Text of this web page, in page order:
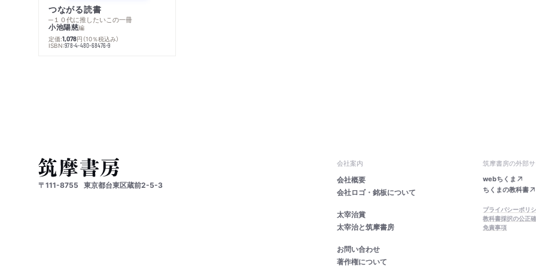
つながる読書
─１０代に推したいこの一冊
小池陽慈編
定価:1,078円 （10％税込み）
ISBN:978-4-480-68476-9
〒111-8755 東京都台東区蔵前2-5-3
会社案内
会社概要
会社ロゴ・銘板について
太宰治賞
太宰治と筑摩書房
お問い合わせ
著作権について
筑摩書房の外部サ
webちくま
ちくまの教科書
プライバシーポリ
教科書採択の公正
免責事項